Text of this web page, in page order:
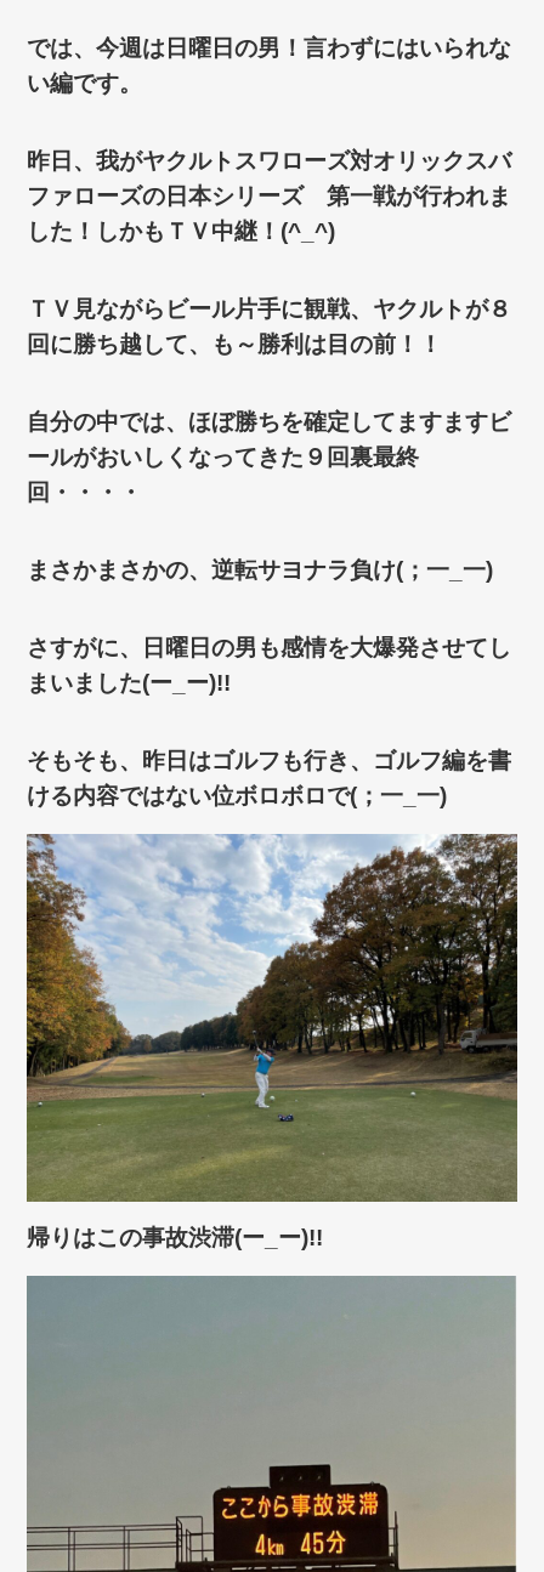
では、今週は日曜日の男！言わずにはいられな
い編です。
昨日、我がヤクルトスワローズ対オリックスバ
ファローズの日本シリーズ 第一戦が行われま
した！しかもＴＶ中継！(^_^)
ＴＶ見ながらビール片手に観戦、ヤクルトが８
回に勝ち越して、も～勝利は目の前！！
自分の中では、ほぼ勝ちを確定してますますビ
ールがおいしくなってきた９回裏最終
回・・・・
まさかまさかの、逆転サヨナラ負け(；一_一)
さすがに、日曜日の男も感情を大爆発させてし
まいました(ー_ー)!!
そもそも、昨日はゴルフも行き、ゴルフ編を書
ける内容ではない位ボロボロで(；一_一)
帰りはこの事故渋滞(ー_ー)!!